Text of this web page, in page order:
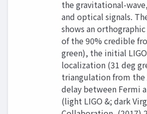
the gravitational-
and optical signals.
shows an
of the 90% credible
green), the initial
localization (31 deg
triangulation from
delay between Fermi
(light LIGO &; dark